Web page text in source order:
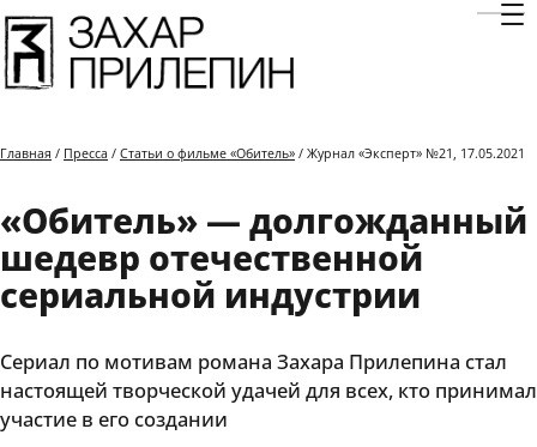
Главная / Пресса / Статьи о фильме «Обитель» / Журнал «Эксперт» №21, 17.05.2021
«Обитель» — долгожданный
шедевр отечественной
сериальной индустрии
Сериал по мотивам романа Захара Прилепина стал
настоящей творческой удачей для всех, кто принимал
участие в его создании